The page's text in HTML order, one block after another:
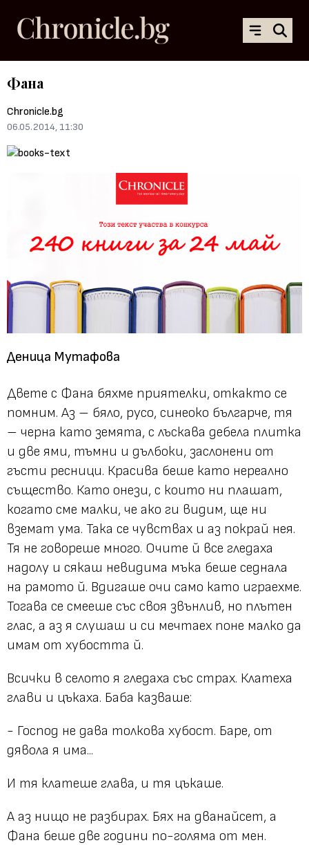
Фана
Chronicle.bg
06.05.2014, 11:30
Деница Мутафова
Двете с Фана бяхме приятелки, откакто се
помним. Аз – бяло, русо, синеоко българче, тя
– черна като земята, с лъскава дебела плитка
и две ями, тъмни и дълбоки, заслонени от
гъсти ресници. Красива беше като нереално
същество. Като онези, с които ни плашат,
когато сме малки, че ако ги видим, ще ни
вземат ума. Така се чувствах и аз покрай нея.
Тя не говореше много. Очите й все гледаха
надолу и сякаш невидима мъка беше седнала
на рамото й. Вдигаше очи само като играехме.
Тогава се смееше със своя звънлив, но плътен
глас, а аз я слушаш и си мечтаех поне малко да
имам от хубостта й.
Всички в селото я гледаха със страх. Клатеха
глави и цъкаха. Баба казваше:
- Господ не дава толкова хубост. Баре, от
дявола я има...
И тя клатеше глава, и тя цъкаше.
А аз нищо не разбирах. Бях на дванайсет, а
Фана беше две години по-голяма от мен.